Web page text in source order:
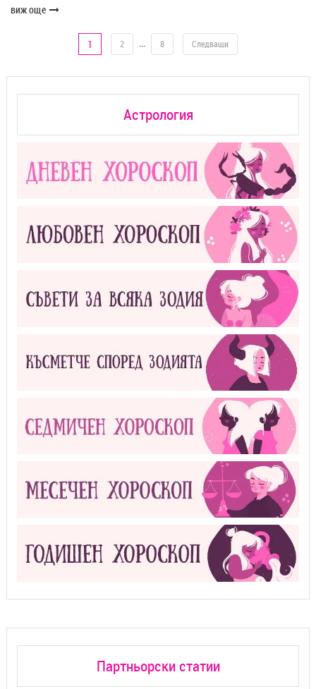
виж още
1 2 … 8 Следващи
Астрология
Партньорски статии